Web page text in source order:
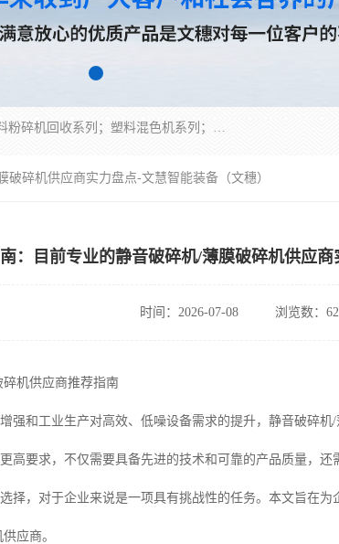
佛山文穗智能装备有限公司专业生产：机械手自动化系列；塑料粉碎机回收系列；塑料混色机系列；温度控制系列：模温机，冷水机；供料输送系列：中央供料系统，欧化/独立式吸料机，分体式吸料机；整机保修一年，易损件除外。
碎机供应商实力盘点-文慧智能装备（文穗）
：目前专业的静音破碎机/薄膜破碎机供应
时间：2026-07-08 浏览数：62
碎机供应商推荐指南
强和工业生产对高效、低噪设备需求的提升，静音破碎
高要求，不仅需要具备先进的技术和可靠的产品质量，
择，对于企业来说是一项具有挑战性的任务。本文旨在
应商。